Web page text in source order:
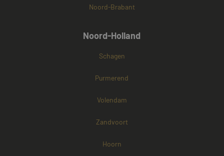
Noord-Brabant
Noord-Holland
Schagen
Purmerend
Volendam
Zandvoort
Hoorn